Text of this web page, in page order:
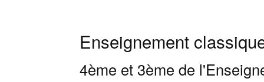
Enseignement
4ème et 3ème de